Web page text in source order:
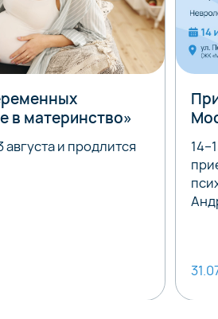
в материнство»
августа и продлится